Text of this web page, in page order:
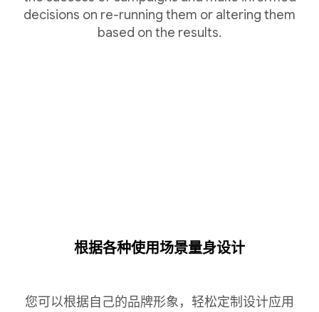
decisions on re-running them or altering them
based on the results.
根据各种使用场景量身设计
您可以根据自己的品牌形象，轻松定制设计应用